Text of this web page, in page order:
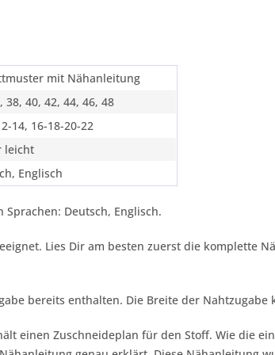
mit Nähanleitung
38, 40, 42, 44, 46, 48
14, 16-18-20-22
leicht
Englisch
Deutsch, Englisch.
Lies Dir am besten zuerst die komplette
bereits enthalten. Die Breite der
einen Zuschneideplan für den Stoff. Wie die